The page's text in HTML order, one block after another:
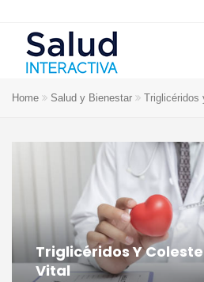
Home Salud y Bienestar Triglicéridos
Triglicéridos Y
Vital